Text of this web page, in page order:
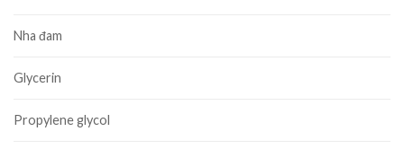
Nha đam
Glycerin
Propylene glycol